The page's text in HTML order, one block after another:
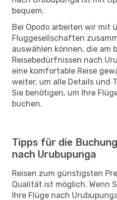
bequem.
Bei Opodo arbeiten wir mit
Fluggesellschaften
auswählen können, die am
Reisebedürfnissen nach
eine komfortable Reise
weiter, um alle Details und
Sie benötigen, um Ihre
buchen.
Tipps für die
nach Urubupunga
Reisen zum günstigsten
Qualität ist möglich. Wenn
Ihre Flüge nach